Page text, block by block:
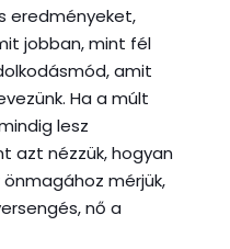
eredményeket,
jobban, mint fél
amit
Ha a múlt
lesz
azt nézzük, hogyan
mérjük,
nő a